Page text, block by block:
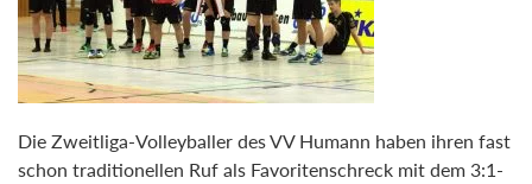
Die Zweitliga-Volleyballer des VV Humann haben ihren fast
schon traditionellen Ruf als Favoritenschreck mit dem 3:1-